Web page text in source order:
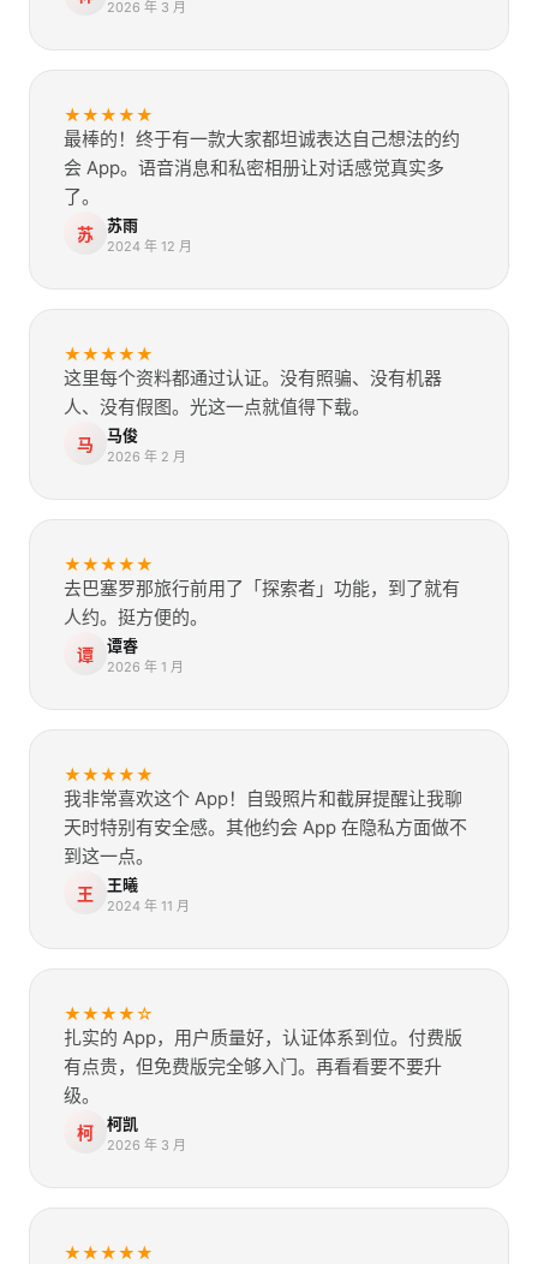
2026 年 3 月
★★★★★
最棒的！终于有一款大家都坦诚表达自己想法的约
会 App。语音消息和私密相册让对话感觉真实多
了。
苏 苏雨
2024 年 12 月
★★★★★
这里每个资料都通过认证。没有照骗、没有机器
人、没有假图。光这一点就值得下载。
马 马俊
2026 年 2 月
★★★★★
去巴塞罗那旅行前用了「探索者」功能，到了就有
人约。挺方便的。
谭 谭睿
2026 年 1 月
★★★★★
我非常喜欢这个 App！自毁照片和截屏提醒让我聊
天时特别有安全感。其他约会 App 在隐私方面做不
到这一点。
王 王曦
2024 年 11 月
★★★★☆
扎实的 App，用户质量好，认证体系到位。付费版
有点贵，但免费版完全够入门。再看看要不要升
级。
柯 柯凯
2026 年 3 月
★★★★★